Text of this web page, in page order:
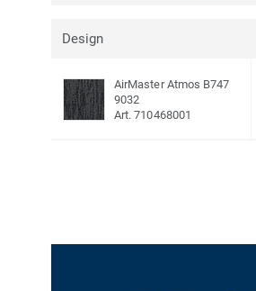
Design
AirMaster Atmos B747
9032
Art. 710468001